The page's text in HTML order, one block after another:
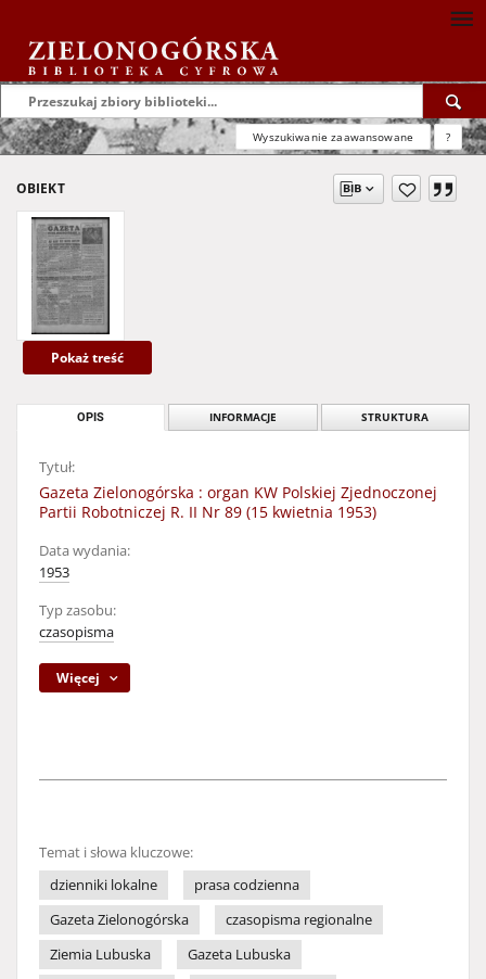
Wyszukiwanie zaawansowane ?
OBIEKT
Pokaż treść
OPIS INFORMACJE STRUKTURA
Tytuł:
Gazeta Zielonogórska : organ KW Polskiej Zjednoczonej
Partii Robotniczej R. II Nr 89 (15 kwietnia 1953)
Data wydania:
1953
Typ zasobu:
czasopisma
Więcej
Temat i słowa kluczowe:
dzienniki lokalne
prasa codzienna
Gazeta Zielonogórska
czasopisma regionalne
Ziemia Lubuska
Gazeta Lubuska